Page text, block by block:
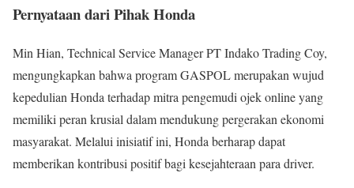
Pernyataan dari Pihak Honda
Min Hian, Technical Service Manager PT Indako Trading Coy,
mengungkapkan bahwa program GASPOL merupakan wujud
kepedulian Honda terhadap mitra pengemudi ojek online yang
memiliki peran krusial dalam mendukung pergerakan ekonomi
masyarakat. Melalui inisiatif ini, Honda berharap dapat
memberikan kontribusi positif bagi kesejahteraan para driver.